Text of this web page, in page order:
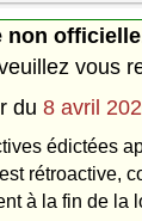
non officielle
vous
du 8 avril
édictées
rétroactive,
à la fin de la